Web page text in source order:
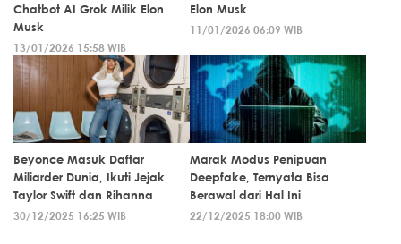
Chatbot AI Grok Milik Elon
Musk
13/01/2026 15:58 WIB
Elon Musk
11/01/2026 06:09 WIB
Beyonce Masuk Daftar
Miliarder Dunia, Ikuti Jejak
Taylor Swift dan Rihanna
30/12/2025 16:25 WIB
Marak Modus Penipuan
Deepfake, Ternyata Bisa
Berawal dari Hal Ini
22/12/2025 18:00 WIB